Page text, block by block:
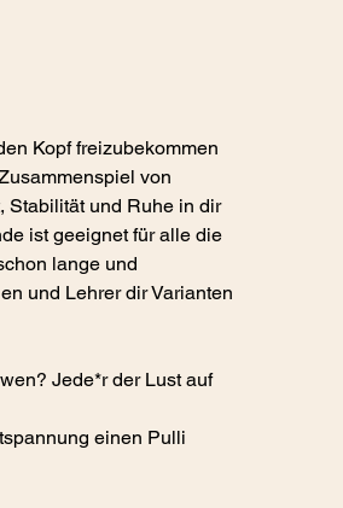
Kopf freizubekommen
von
Stabilität und Ruhe in dir
ist geeignet für alle die
lange und
und Lehrer dir Varianten
Jede*r der Lust auf
einen Pulli